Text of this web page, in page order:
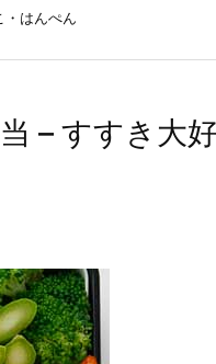
・はんぺん
– すすき大